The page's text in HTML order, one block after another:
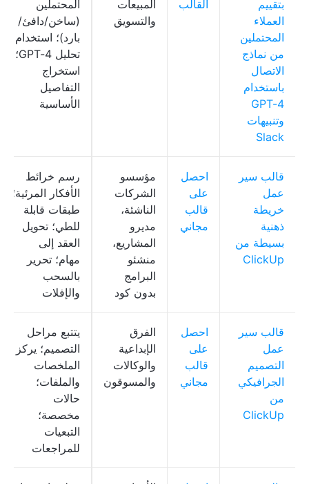
بتقييم
العملاء
المحتملين
من نماذج
الاتصال
باستخدام
GPT-4
وتنبيهات
Slack
القالب
المبيعات
والتسويق
المحتملين
(ساخن/دافئ/
بارد)؛ استخدام
تحليل GPT-4؛
استخراج
التفاصيل
الأساسية
قالب سير
عمل
خريطة
ذهنية
بسيطة من
ClickUp
احصل
على
قالب
مجاني
مؤسسو
الشركات
الناشئة،
مديرو
المشاريع،
منشئو
البرامج
بدون كود
رسم خرائط
الأفكار المرئية؛
طبقات قابلة
للطي؛ تحويل
العقد إلى
مهام؛ تحرير
بالسحب
والإفلات
قالب سير
عمل
التصميم
الجرافيكي
من
ClickUp
احصل
على
قالب
مجاني
الفرق
الإبداعية
والوكالات
والمسوقون
يتتبع مراحل
التصميم؛ يركز
الملخصات
والملفات؛
حالات
مخصصة؛
التبعيات
للمراجعات